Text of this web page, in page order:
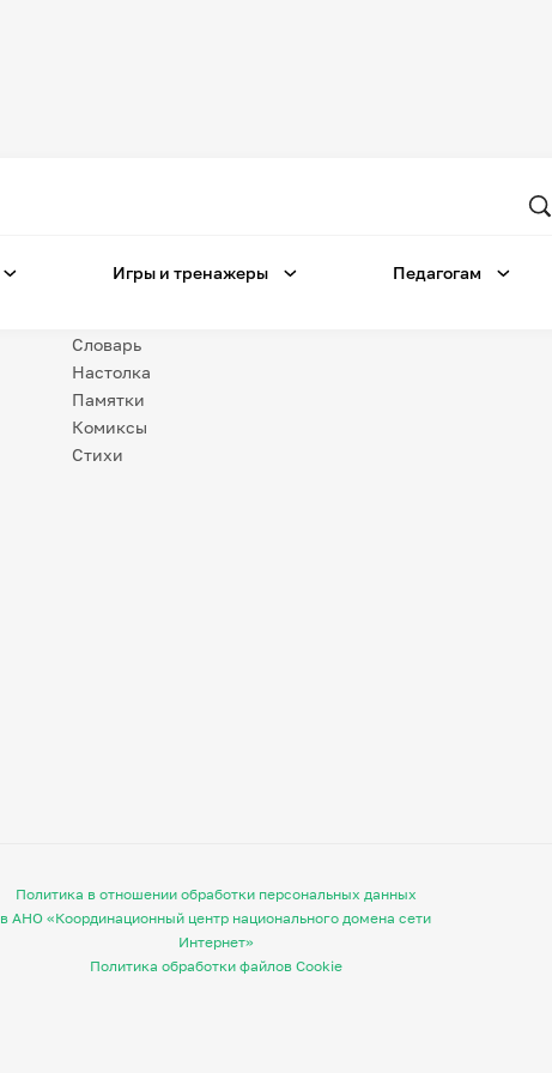
Игры и тренажеры Педагогам
Незрячим
Словарь
Настолка
Памятки
Комиксы
Стихи
Политика в отношении обработки персональных данных
в АНО «Координационный центр национального домена сети
Интернет»
Политика обработки файлов Cookie